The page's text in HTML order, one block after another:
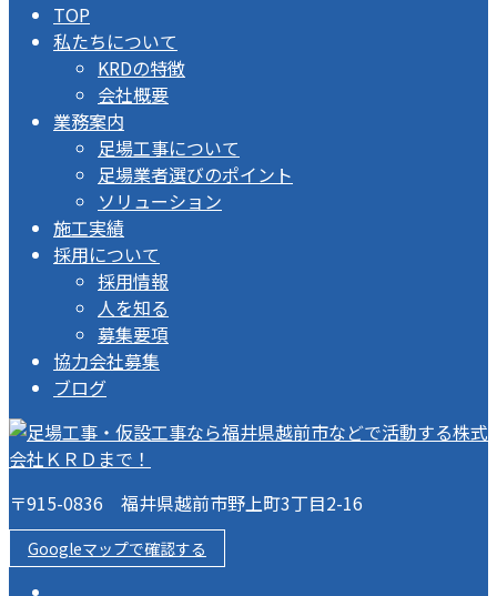
TOP
私たちについて
KRDの特徴
会社概要
業務案内
足場工事について
足場業者選びのポイント
ソリューション
施工実績
採用について
採用情報
人を知る
募集要項
協力会社募集
ブログ
〒915-0836 福井県越前市野上町3丁目2-16
Googleマップで確認する